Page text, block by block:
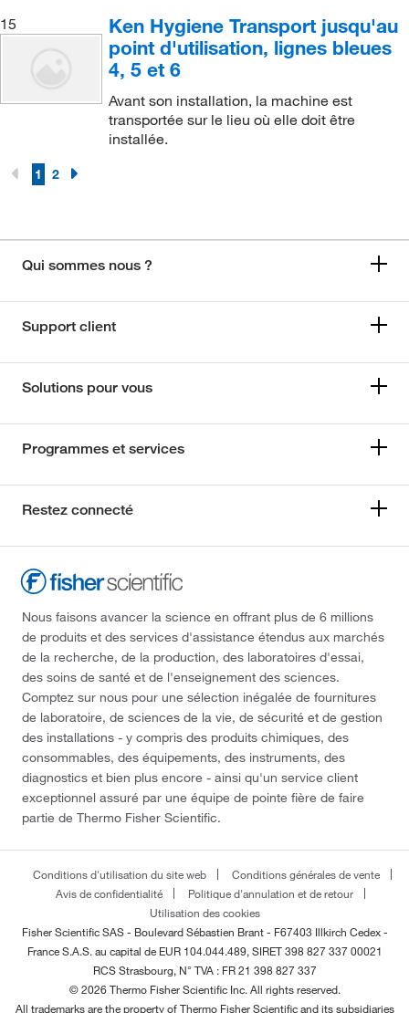
15
Ken Hygiene Transport jusqu'au
point d'utilisation, lignes bleues
4, 5 et 6
Avant son installation, la machine est
transportée sur le lieu où elle doit être
installée.
1 2
Qui sommes nous ?
Support client
Solutions pour vous
Programmes et services
Restez connecté
Nous faisons avancer la science en offrant plus de 6 millions
de produits et des services d'assistance étendus aux marchés
de la recherche, de la production, des laboratoires d'essai,
des soins de santé et de l'enseignement des sciences.
Comptez sur nous pour une sélection inégalée de fournitures
de laboratoire, de sciences de la vie, de sécurité et de gestion
des installations - y compris des produits chimiques, des
consommables, des équipements, des instruments, des
diagnostics et bien plus encore - ainsi qu'un service client
exceptionnel assuré par une équipe de pointe fière de faire
partie de Thermo Fisher Scientific.
Conditions d'utilisation du site web
Conditions générales de vente
Avis de confidentialité
Politique d'annulation et de retour
Utilisation des cookies
Fisher Scientific SAS - Boulevard Sébastien Brant - F67403 Illkirch Cedex -
FranceS.A.S. au capital de EUR 104.044.489, SIRET 398 827 337 00021
RCS Strasbourg, N° TVA : FR 21 398 827 337
© 2026 Thermo Fisher Scientific Inc. All rights reserved.
All trademarks are the property of Thermo Fisher Scientific and its subsidiaries